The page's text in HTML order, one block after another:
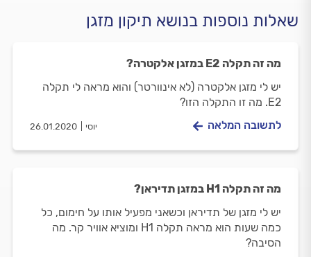
שאלות נוספות בנושא תיקון מזגן
מה זה תקלה E2 במזגן אלקטרה?
יש לי מזגן אלקטרה (לא אינוורטר) והוא מראה לי תקלה
E2. מה זו התקלה הזו?
יוסי 26.01.2020 לתשובה המלאה
מה זה תקלה H1 במזגן תדיראן?
יש לי מזגן של תדיראן וכשאני מפעיל אותו על חימום, כל
כמה שעות הוא מראה תקלה H1 ומוציא אוויר קר. מה
הסיבה?